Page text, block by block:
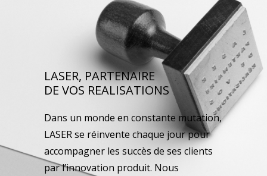
LASER, PARTENAIRE
DE VOS REALISATIONS
Dans un monde en constante mutation,
LASER se réinvente chaque jour pour
accompagner les succès de ses clients
par l’innovation produit. Nous